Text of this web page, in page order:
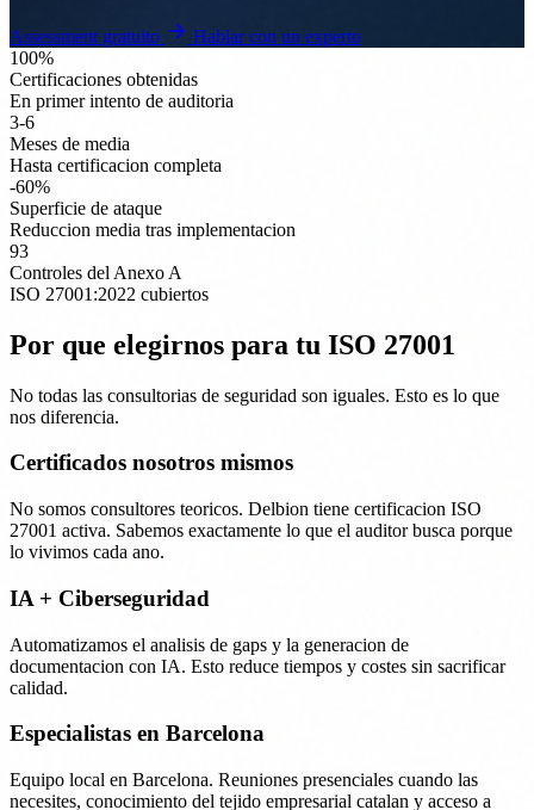
Assessment gratuito
Hablar con un experto
100%
Certificaciones obtenidas
En primer intento de auditoria
3-6
Meses de media
Hasta certificacion completa
-60%
Superficie de ataque
Reduccion media tras implementacion
93
Controles del Anexo A
ISO 27001:2022 cubiertos
Por que elegirnos para tu ISO 27001
No todas las consultorias de seguridad son iguales. Esto es lo que
nos diferencia.
Certificados nosotros mismos
No somos consultores teoricos. Delbion tiene certificacion ISO
27001 activa. Sabemos exactamente lo que el auditor busca porque
lo vivimos cada ano.
IA + Ciberseguridad
Automatizamos el analisis de gaps y la generacion de
documentacion con IA. Esto reduce tiempos y costes sin sacrificar
calidad.
Especialistas en Barcelona
Equipo local en Barcelona. Reuniones presenciales cuando las
necesites, conocimiento del tejido empresarial catalan y acceso a